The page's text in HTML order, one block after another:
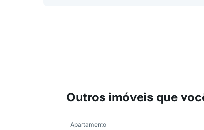
Outros imóveis que
Apartamento